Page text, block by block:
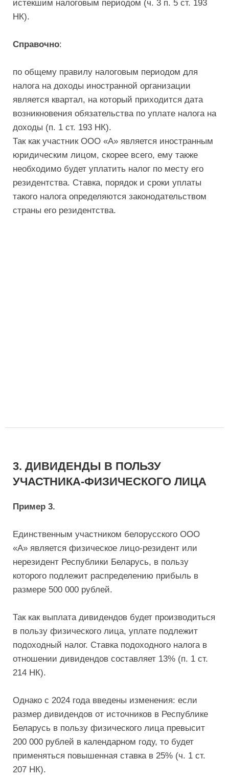
истекшим налоговым периодом (ч. 3 п. 5 ст. 193
НК).
Справочно:
по общему правилу налоговым периодом для
налога на доходы иностранной организации
является квартал, на который приходится дата
возникновения обязательства по уплате налога на
доходы (п. 1 ст. 193 НК).
Так как участник ООО «А» является иностранным
юридическим лицом, скорее всего, ему также
необходимо будет уплатить налог по месту его
резидентства. Ставка, порядок и сроки уплаты
такого налога определяются законодательством
страны его резидентства.
3. ДИВИДЕНДЫ В ПОЛЬЗУ
УЧАСТНИКА-ФИЗИЧЕСКОГО ЛИЦА
Пример 3.
Единственным участником белорусского ООО
«А» является физическое лицо-резидент или
нерезидент Республики Беларусь, в пользу
которого подлежит распределению прибыль в
размере 500 000 рублей.
Так как выплата дивидендов будет производиться
в пользу физического лица, уплате подлежит
подоходный налог. Ставка подоходного налога в
отношении дивидендов составляет 13% (п. 1 ст.
214 НК).
Однако с 2024 года введены изменения: если
размер дивидендов от источников в Республике
Беларусь в пользу физического лица превысит
200 000 рублей в календарном году, то будет
применяться повышенная ставка в 25% (ч. 1 ст.
207 НК).